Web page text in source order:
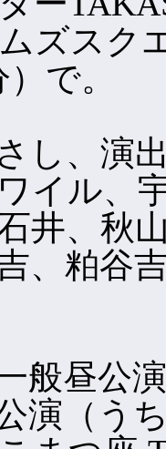
ズスク
で。
し、演
イル、
井、秋
、粕谷
般昼公
演（う